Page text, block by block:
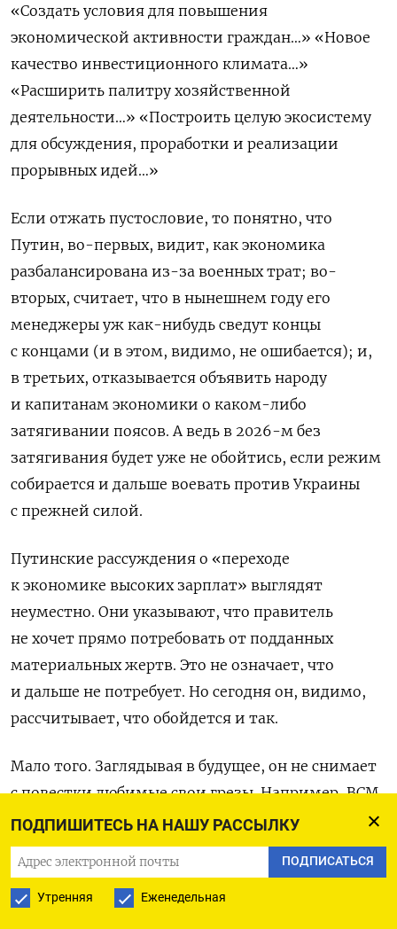
ПОДПИШИТЕСЬ НА НАШУ РАССЫЛКУ
ПОДПИСАТЬСЯ
Утренняя Еженедельная
«Создать условия для повышения
экономической активности граждан…» «Новое
качество инвестиционного климата…»
«Расширить палитру хозяйственной
деятельности…» «Построить целую экосистему
для обсуждения, проработки и реализации
прорывных идей…»
Если отжать пустословие, то понятно, что
Путин, во-первых, видит, как экономика
разбалансирована из-за военных трат; во-
вторых, считает, что в нынешнем году его
менеджеры уж как-нибудь сведут концы
с концами (и в этом, видимо, не ошибается); и,
в третьих, отказывается объявить народу
и капитанам экономики о каком-либо
затягивании поясов. А ведь в 2026-м без
затягивания будет уже не обойтись, если режим
собирается и дальше воевать против Украины
с прежней силой.
Путинские рассуждения о «переходе
к экономике высоких зарплат» выглядят
неуместно. Они указывают, что правитель
не хочет прямо потребовать от подданных
материальных жертв. Это не означает, что
и дальше не потребует. Но сегодня он, видимо,
рассчитывает, что обойдется и так.
Мало того. Заглядывая в будущее, он не снимает
с повестки любимые свои грезы. Например, ВСМ
«Москва-Петербург». На днях, совещаясь
с министрами, Путинпотребовалотчитаться,
«как работа-то идет».